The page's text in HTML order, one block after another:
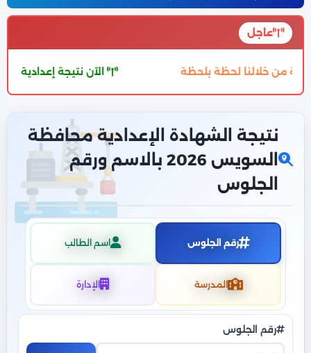
عاجل
لحظة بلحظة الآن نتيجة إعدادية السويس الترم الثاني 2026 بالاسم وبرقم
نتيجة الشهادة الإعدادية محافظة
السويس 2026 بالاسم ورقم
الجلوس
رقم الجلوس اسم الطالب
المدرسة الإدارة
رقم الجلوس